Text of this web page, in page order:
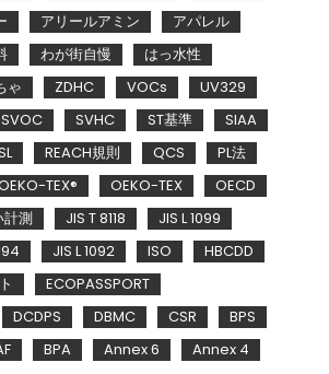
アリールアミン
アパレル
わが街自慢
はっ水性
ゃ ZDHC VOCs
UV329
SVOC SVHC ST基準
SIAA
REACH規則 QCS
PL法
TEX® OEKO-TEX
OECD
計測 JIS T 8118
JIS L 1099
JIS L 1092 ISO
HBCDD
ECOPASSPORT
DCDPS DBMC CSR
BPS
BPA Annex 6 Annex 4